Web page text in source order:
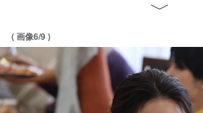
( 画像6/9 )